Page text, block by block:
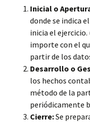
Inicial o
donde se indica
inicia el ejercicio.
importe con el
partir de los
Desarrollo o
los hechos
método de la
periódicamente
Cierre:Se